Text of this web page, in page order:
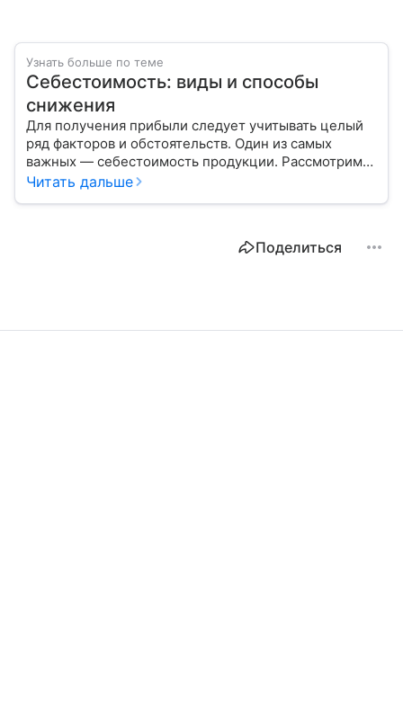
Узнать больше по теме
Себестоимость: виды и способы
снижения
Для получения прибыли следует учитывать целый
ряд факторов и обстоятельств. Один из самых
важных — себестоимость продукции. Рассмотрим
вместе с экспертом, что это такое, способы расчета
Читать дальше
Поделиться